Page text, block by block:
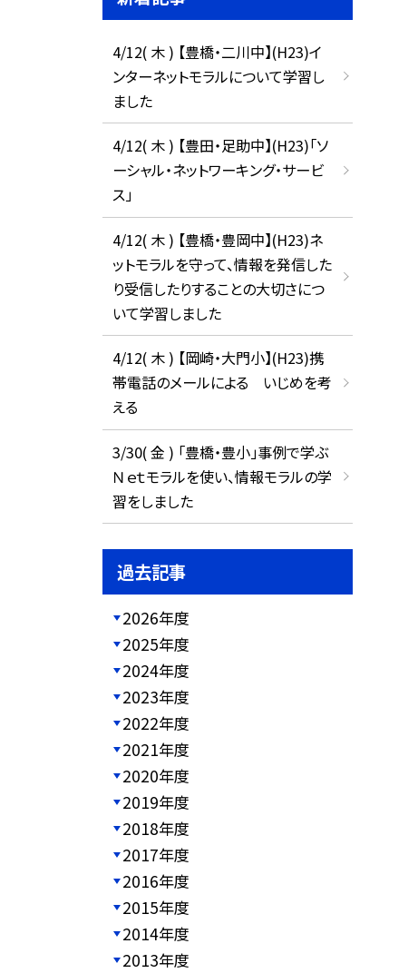
4/12( 木 ) 【豊橋・二川中】(H23)イ
ンターネットモラルについて学習し
ました
4/12( 木 ) 【豊田・足助中】(H23)「ソ
ーシャル・ネットワーキング・サービ
ス」
4/12( 木 ) 【豊橋・豊岡中】(H23)ネ
ットモラルを守って、情報を発信した
り受信したりすることの大切さにつ
いて学習しました
4/12( 木 ) 【岡崎・大門小】(H23)携
帯電話のメールによる いじめを考
える
3/30( 金 ) 「豊橋・豊小」事例で学ぶ
Ｎｅｔモラルを使い、情報モラルの学
習をしました
過去記事
2026年度
2025年度
2024年度
2023年度
2022年度
2021年度
2020年度
2019年度
2018年度
2017年度
2016年度
2015年度
2014年度
2013年度